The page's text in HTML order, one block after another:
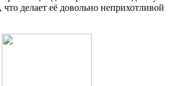
делает её довольно неприхотливой